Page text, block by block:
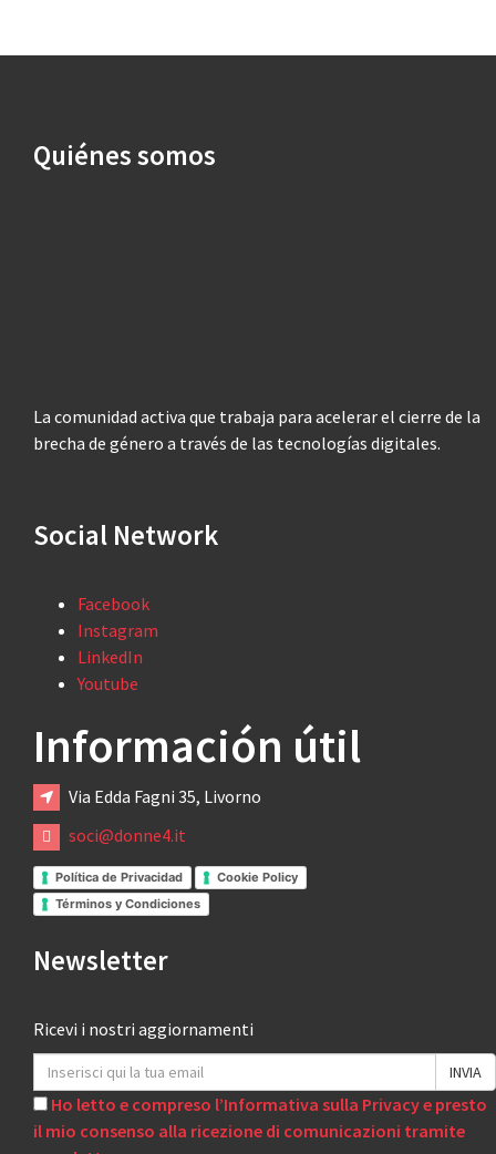
Quiénes somos
La comunidad activa que trabaja para acelerar el cierre de la
brecha de género a través de las tecnologías digitales.
Social Network
Facebook
Instagram
LinkedIn
Youtube
Información útil
Via Edda Fagni 35, Livorno
soci@donne4.it
Política de Privacidad
Cookie Policy
Términos y Condiciones
Newsletter
Ricevi i nostri aggiornamenti
Ho letto e compreso l’Informativa sulla Privacy e presto
il mio consenso alla ricezione di comunicazioni tramite